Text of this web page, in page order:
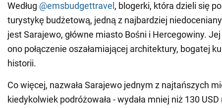
Według @emsbudgettravel , blogerki, która dzieli się
turystykę budżetową, jedną z najbardziej
jest Sarajewo, główne miasto Bośni i Hercegowiny.
ono połączenie oszałamiającej architektury, bogatej
historii.
Co więcej, nazwała Sarajewo jednym z najtańszych
kiedykolwiek podróżowała - wydała mniej niż 130